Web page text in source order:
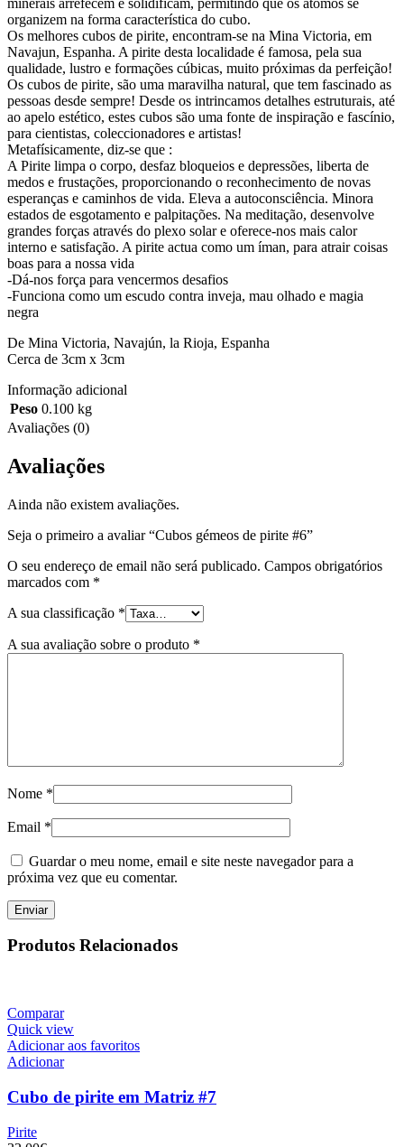
organizem na forma característica do cubo.
Os melhores cubos de pirite, encontram-se na Mina Victoria, em
Navajun, Espanha. A pirite desta localidade é famosa, pela sua
qualidade, lustro e formações cúbicas, muito próximas da perfeição!
Os cubos de pirite, são uma maravilha natural, que tem fascinado as
pessoas desde sempre! Desde os intrincamos detalhes estruturais, até
ao apelo estético, estes cubos são uma fonte de inspiração e fascínio,
para cientistas, coleccionadores e artistas!
Metafísicamente, diz-se que :
A Pirite limpa o corpo, desfaz bloqueios e depressões, liberta de
medos e frustações, proporcionando o reconhecimento de novas
esperanças e caminhos de vida. Eleva a autoconsciência. Minora
estados de esgotamento e palpitações. Na meditação, desenvolve
grandes forças através do plexo solar e oferece-nos mais calor
interno e satisfação. A pirite actua como um íman, para atrair coisas
boas para a nossa vida
-Dá-nos força para vencermos desafios
-Funciona como um escudo contra inveja, mau olhado e magia
negra
De Mina Victoria, Navajún, la Rioja, Espanha
Cerca de 3cm x 3cm
Informação adicional
Peso 0.100 kg
Avaliações (0)
Avaliações
Ainda não existem avaliações.
Seja o primeiro a avaliar “Cubos gémeos de pirite #6”
O seu endereço de email não será publicado. Campos obrigatórios
marcados com *
A sua classificação *
A sua avaliação sobre o produto *
Nome *
Email *
Guardar o meu nome, email e site neste navegador para a
próxima vez que eu comentar.
Produtos Relacionados
Comparar
Quick view
Adicionar aos favoritos
Adicionar
Cubo de pirite em Matriz #7
Pirite